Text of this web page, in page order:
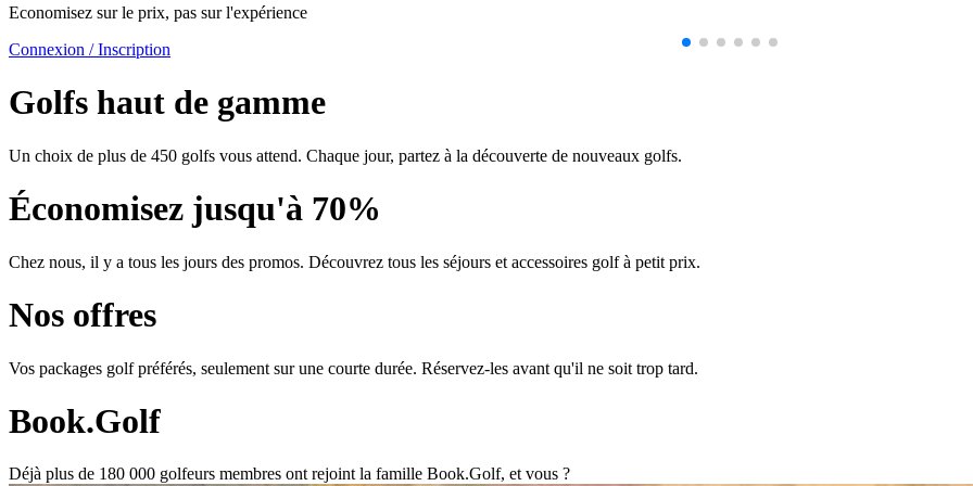
Economisez sur le prix, pas sur l'expérience
Connexion / Inscription
Golfs haut de gamme
Un choix de plus de 450 golfs vous attend. Chaque jour, partez à la découverte de nouveaux golfs.
Économisez jusqu'à 70%
Chez nous, il y a tous les jours des promos. Découvrez tous les séjours et accessoires golf à petit prix.
Nos offres
Vos packages golf préférés, seulement sur une courte durée. Réservez-les avant qu'il ne soit trop tard.
Book.Golf
Déjà plus de 180 000 golfeurs membres ont rejoint la famille Book.Golf, et vous ?